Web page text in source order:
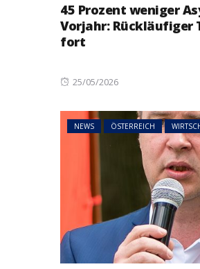
45 Prozent weniger
Vorjahr: Rückläufiger
fort
Posted
25/05/2026
NEWS ÖSTERREICH